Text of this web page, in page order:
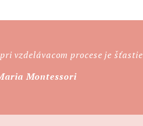
vzdelávacom procese je
Montessori